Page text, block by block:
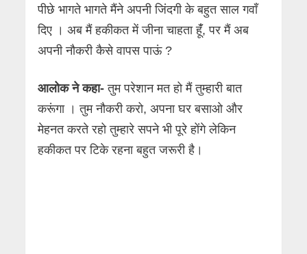
पीछे भागते भागते मैंने अपनी जिंदगी के बहुत साल गवाँ
दिए । अब मैं हकीकत में जीना चाहता हूंँ, पर मैं अब
अपनी नौकरी कैसे वापस पाऊं ?
आलोक ने कहा- तुम परेशान मत हो मैं तुम्हारी बात
करूंगा । तुम नौकरी करो, अपना घर बसाओ और
मेहनत करते रहो तुम्हारे सपने भी पूरे होंगे लेकिन
हकीकत पर टिके रहना बहुत जरूरी है।